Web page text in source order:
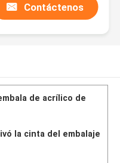
Contáctenos
de acrílico de
la cinta del embalaje